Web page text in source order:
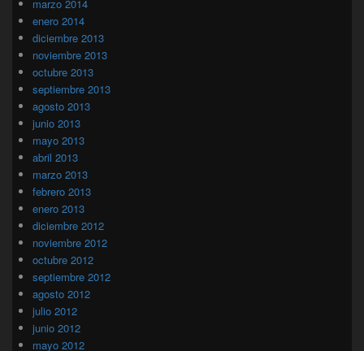
marzo 2014
enero 2014
diciembre 2013
noviembre 2013
octubre 2013
septiembre 2013
agosto 2013
junio 2013
mayo 2013
abril 2013
marzo 2013
febrero 2013
enero 2013
diciembre 2012
noviembre 2012
octubre 2012
septiembre 2012
agosto 2012
julio 2012
junio 2012
mayo 2012